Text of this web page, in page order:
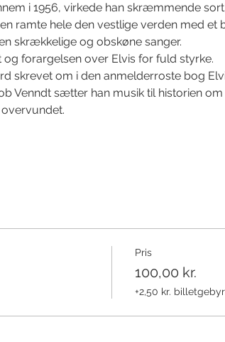
i 1956, virkede han skræmmende
ramte hele den vestlige verden med et
skrækkelige og obskøne sanger.
forargelsen over Elvis for fuld styrke.
skrevet om i den anmelderroste bog
Venndt sætter han musik til historien
Pris
100,00 kr.
+2,50 kr. billetgebyr